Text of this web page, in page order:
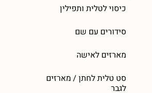
כיסוי לטלית ותפילין
סידורים עם שם
מארזים לאישה
סט טלית לחתן / מארזים
לגבר